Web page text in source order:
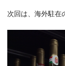
次回は、海外駐在